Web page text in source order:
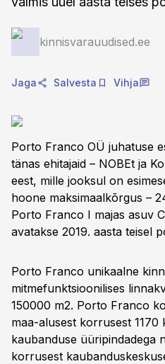
kinnisvarauudised.ee
Jaga Salvesta Vihja
Porto Franco OÜ juhatuse
tänas ehitajaid – NOBEt ja
eest, mille jooksul on
hoone maksimaalkõrgus –
Porto Franco I majas asuv
avatakse 2019. aasta teisel
Porto Franco unikaalne
mitmefunktsioonilises
150000 m2. Porto Franco
maa-alusest korrusest 1170
kaubanduse üüripindadega
korrusest